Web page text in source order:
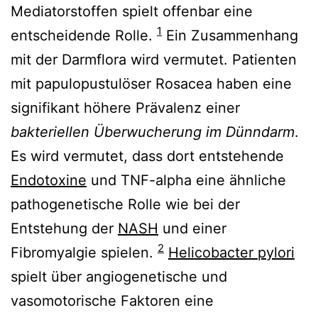
Mediatorstoffen spielt offenbar eine
entscheidende Rolle. 1 Ein Zusammenhang
mit der Darmflora wird vermutet. Patienten
mit papulopustulöser Rosacea haben eine
signifikant höhere Prävalenz einer
bakteriellen Überwucherung im Dünndarm.
Es wird vermutet, dass dort entstehende
Endotoxine und TNF-alpha eine ähnliche
pathogenetische Rolle wie bei der
Entstehung der NASH und einer
Fibromyalgie spielen. 2 Helicobacter pylori
spielt über angiogenetische und
vasomotorische Faktoren eine